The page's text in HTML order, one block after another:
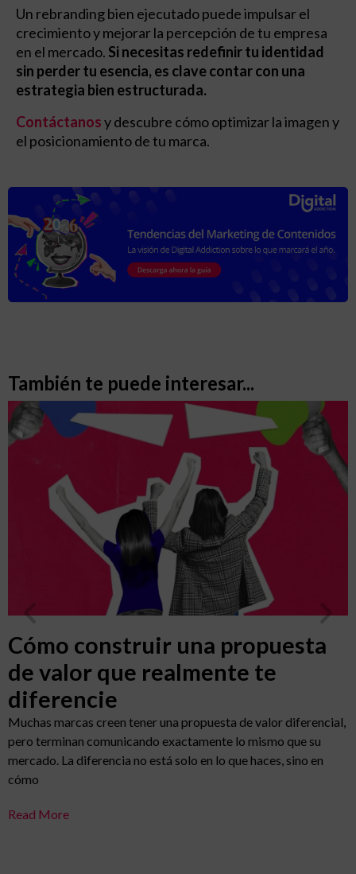
Un rebranding bien ejecutado puede impulsar el
crecimiento y mejorar la percepción de tu empresa
en el mercado. Si necesitas redefinir tu identidad
sin perder tu esencia, es clave contar con una
estrategia bien estructurada.
Contáctanosy descubre cómo optimizar la imagen y
el posicionamiento de tu marca.
También te puede interesar...
Cómo construir una propuesta
de valor que realmente te
diferencie
Muchas marcas creen tener una propuesta de valor diferencial,
pero terminan comunicando exactamente lo mismo que su
mercado. La diferencia no está solo en lo que haces, sino en
cómo
Read More